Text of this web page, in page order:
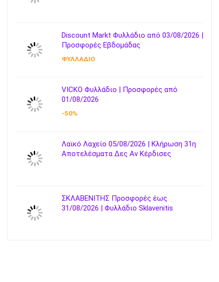
Discount Markt Φυλλάδιο από 03/08/2026 |
Προσφορές Εβδομάδας
ΦΥΛΛΑΔΙΟ
VICKO Φυλλάδιο | Προσφορές από
01/08/2026
-50%
Λαϊκό Λαχείο 05/08/2026 | Κλήρωση 31η
Αποτελέσματα Δες Αν Κέρδισες
ΣΚΛΑΒΕΝΙΤΗΣ Προσφορές έως
31/08/2026 | Φυλλάδιο Sklavenitis